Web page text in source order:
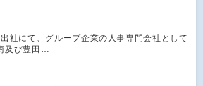
社にて、グループ企業の人事専門会社として
及び豊田…